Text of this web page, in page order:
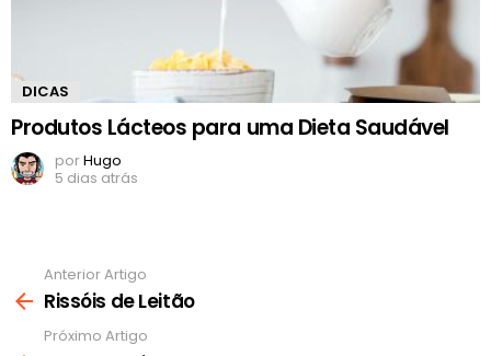
DICAS
Produtos Lácteos para uma Dieta Saudável
porHugo
5 dias atrás
mais
Anterior Artigo
Rissóis de Leitão
Próximo Artigo